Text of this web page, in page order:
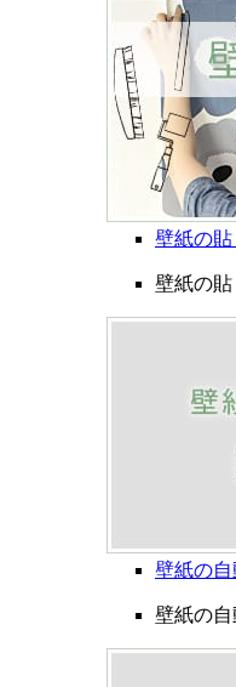
壁紙の
壁紙の
壁紙の
壁紙の